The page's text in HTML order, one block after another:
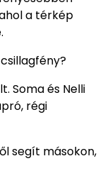
a térkép
Soma és Nelli
régi
segít másokon,